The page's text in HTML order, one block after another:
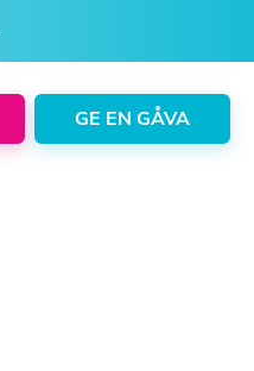
GE EN GÅVA